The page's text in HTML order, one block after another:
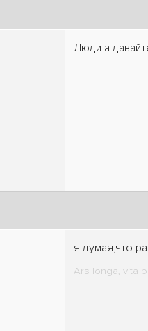
Люди а
я думая,что
Ars longa, vita